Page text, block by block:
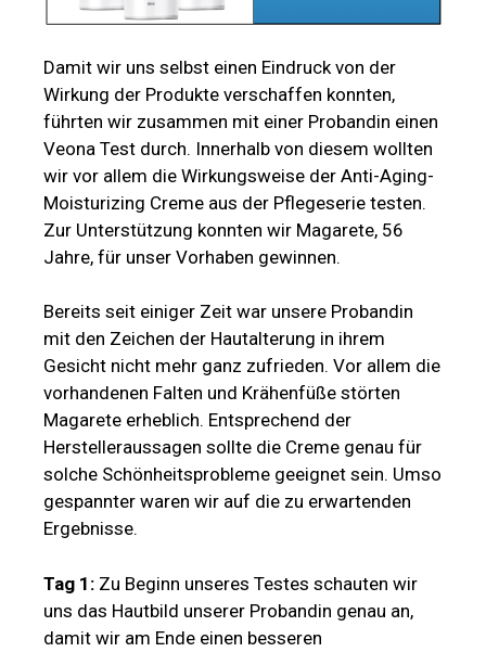
Damit wir uns selbst einen Eindruck von der
Wirkung der Produkte verschaffen konnten,
führten wir zusammen mit einer Probandin einen
Veona Test durch. Innerhalb von diesem wollten
wir vor allem die Wirkungsweise der Anti-Aging-
Moisturizing Creme aus der Pflegeserie testen.
Zur Unterstützung konnten wir Magarete, 56
Jahre, für unser Vorhaben gewinnen.
Bereits seit einiger Zeit war unsere Probandin
mit den Zeichen der Hautalterung in ihrem
Gesicht nicht mehr ganz zufrieden. Vor allem die
vorhandenen Falten und Krähenfüße störten
Magarete erheblich. Entsprechend der
Herstelleraussagen sollte die Creme genau für
solche Schönheitsprobleme geeignet sein. Umso
gespannter waren wir auf die zu erwartenden
Ergebnisse.
Tag 1: Zu Beginn unseres Testes schauten wir
uns das Hautbild unserer Probandin genau an,
damit wir am Ende einen besseren